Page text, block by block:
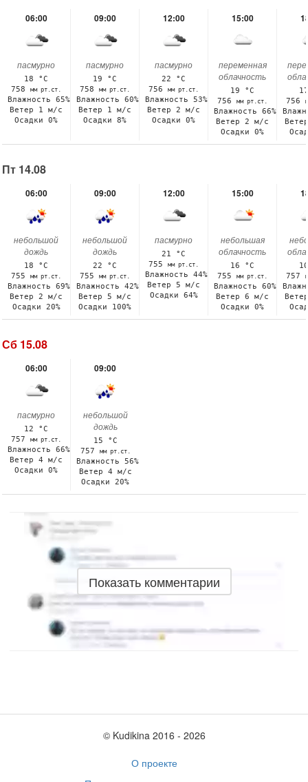
06:00
пасмурно
18 °C
758 мм рт.ст.
Влажность 65%
Ветер 1 м/с
Осадки 0%
09:00
пасмурно
19 °C
758 мм рт.ст.
Влажность 60%
Ветер 1 м/с
Осадки 8%
12:00
пасмурно
22 °C
756 мм рт.ст.
Влажность 53%
Ветер 2 м/с
Осадки 0%
15:00
переменная
облачность
19 °C
756 мм рт.ст.
Влажность 66%
Ветер 2 м/с
Осадки 0%
756
Пт 14.08
06:00
небольшой
дождь
18 °C
755 мм рт.ст.
Влажность 69%
Ветер 2 м/с
Осадки 20%
09:00
небольшой
дождь
22 °C
755 мм рт.ст.
Влажность 42%
Ветер 5 м/с
Осадки 100%
12:00
пасмурно
21 °C
755 мм рт.ст.
Влажность 44%
Ветер 5 м/с
Осадки 64%
15:00
небольшая
облачность
16 °C
755 мм рт.ст.
Влажность 60%
Ветер 6 м/с
Осадки 0%
757
Сб 15.08
06:00
пасмурно
12 °C
757 мм рт.ст.
Влажность 66%
Ветер 4 м/с
Осадки 0%
09:00
небольшой
дождь
15 °C
757
мм рт.ст.
Влажность 56%
Ветер 4 м/с
Осадки 20%
Показать комментарии
© Kudikina 2016 ‐ 2026
О проекте